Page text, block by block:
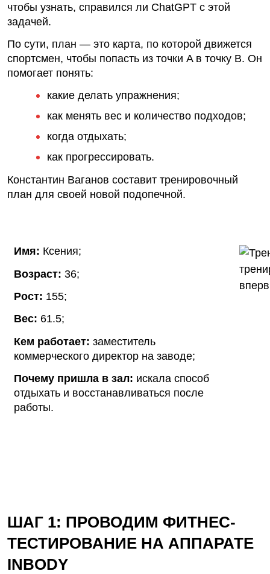
чтобы узнать, справился ли ChatGPT с этой
задачей.
По сути, план — это карта, по которой движется
спортсмен, чтобы попасть из точки A в точку B. Он
помогает понять:
какие делать упражнения;
как менять вес и количество подходов;
когда отдыхать;
как прогрессировать.
Константин Ваганов составит тренировочный
план для своей новой подопечной.
Имя: Ксения;
Возраст: 36;
Рост: 155;
Вес: 61.5;
Кем работает: заместитель
коммерческого директор на заводе;
Почему пришла в зал: искала способ
отдыхать и восстанавливаться после
работы.
ШАГ 1: ПРОВОДИМ ФИТНЕС-
ТЕСТИРОВАНИЕ НА АППАРАТЕ
INBODY